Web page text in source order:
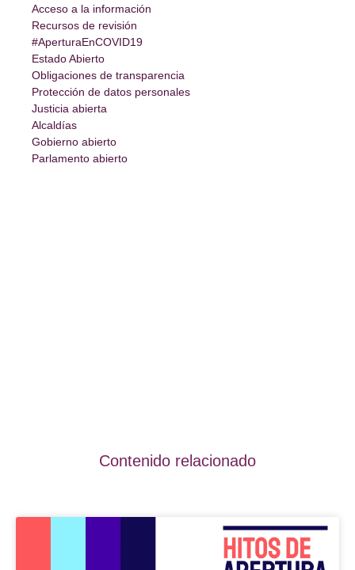
Acceso a la información
Recursos de revisión
#AperturaEnCOVID19
Estado Abierto
Obligaciones de transparencia
Protección de datos personales
Justicia abierta
Alcaldías
Gobierno abierto
Parlamento abierto
Contenido relacionado